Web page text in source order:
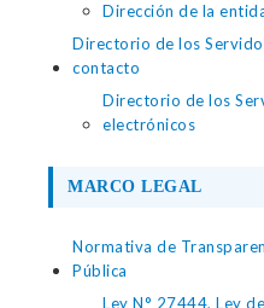
Dirección de la
Directorio de los
contacto
Directorio de los
electrónicos
MARCO LEGAL
Normativa de
Pública
Ley N° 27444, Ley